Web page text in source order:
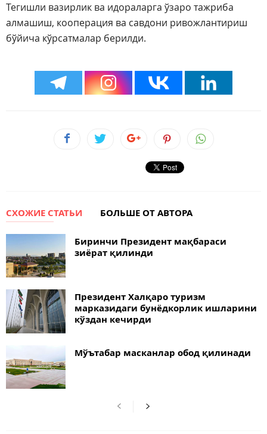
Тегишли вазирлик ва идораларга ўзаро тажриба
алмашиш, кооперация ва савдони ривожлантириш
бўйича кўрсатмалар берилди.
СХОЖИЕ СТАТЬИ БОЛЬШЕ ОТ АВТОРА
Биринчи Президент мақбараси
зиёрат қилинди
Президент Халқаро туризм
марказидаги бунёдкорлик ишларини
кўздан кечирди
Мўътабар масканлар обод қилинади